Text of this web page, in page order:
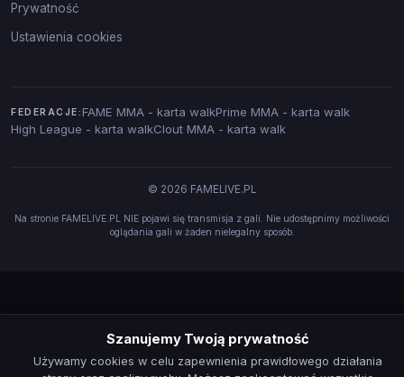
Prywatność
Ustawienia cookies
FEDERACJE: FAME MMA - karta walkPrime MMA - karta walk
High League - karta walkClout MMA - karta walk
© 2026 FAMELIVE.PL
Na stronie FAMELIVE.PL NIE pojawi się transmisja z gali. Nie udostępnimy możliwości
oglądania gali w żaden nielegalny sposób.
Szanujemy Twoją prywatność
Używamy cookies w celu zapewnienia prawidłowego działania